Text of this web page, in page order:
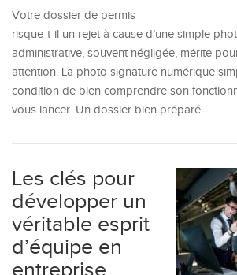
Votre dossier de permis
risque-t-il un rejet à cause d’une simple
administrative, souvent négligée, mérite
attention. La photo signature numérique
condition de bien comprendre son
vous lancer. Un dossier bien préparé…
Les clés pour
développer un
véritable esprit
d’équipe en